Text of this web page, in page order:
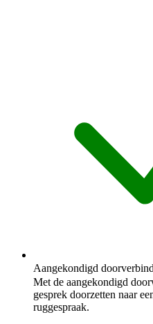
Aangekondigd
Met de aangekondigd
gesprek doorzetten naar
ruggespraak.